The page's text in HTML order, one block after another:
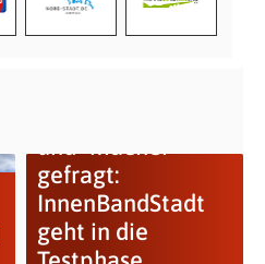
gefragt:
InnenBandStadt
geht in die